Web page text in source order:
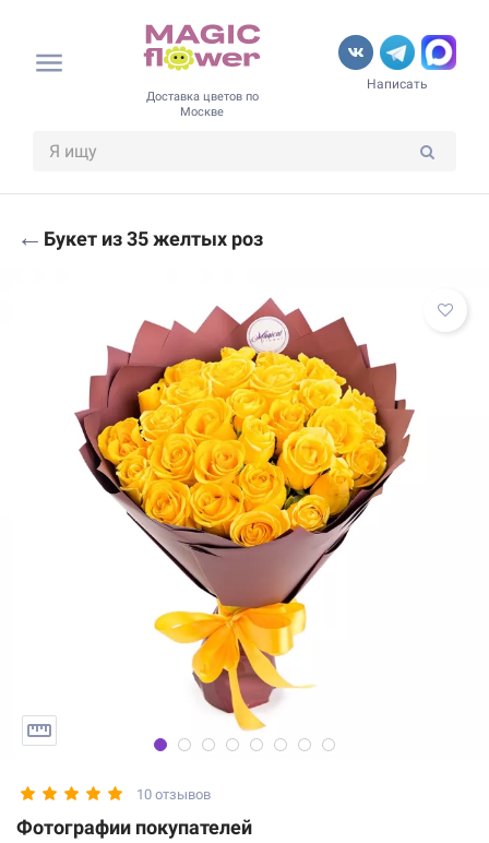
Доставка цветов по
Москве
Написать
← Букет из 35 желтых роз
10 отзывов
Фотографии покупателей